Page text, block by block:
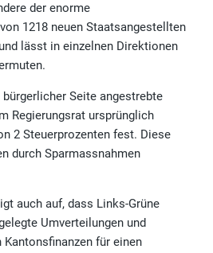
der enorme
1218 neuen Staatsangestellten
lässt in einzelnen Direktionen
Seite angestrebte
Regierungsrat ursprünglich
2 Steuerprozenten fest. Diese
durch Sparmassnahmen
auch auf, dass Links-Grüne
Umverteilungen und
Kantonsfinanzen für einen